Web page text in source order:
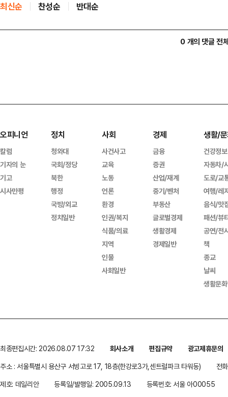
최신순 찬성순 반대순
0 개의 댓글 전
오피니언
칼럼
기자의 눈
기고
시사만평
정치
청와대
국회/정당
북한
행정
국방/외교
정치일반
사회
사건사고
교육
노동
언론
환경
인권/복지
식품/의료
지역
인물
사회일반
경제
금융
증권
산업/재계
중기/벤처
부동산
글로벌경제
생활경제
경제일반
생활/
건강정보
자동차/
도로/교
여행/레
음식/맛
패션/뷰
공연/전
책
종교
날씨
생활문
최종편집시간: 2026.08.07 17:32 회사소개 편집규약
광고제휴문의
주소 : 서울특별시 용산구 서빙고로 17, 18층(한강로3가,센트럴파크 타워동)
전
제호: 데일리안
등록일/발행일: 2005.09.13 등록번호: 서울 아00055